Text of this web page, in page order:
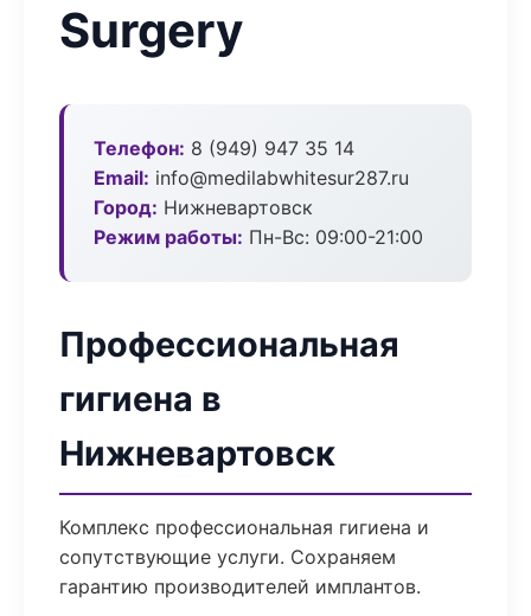
Surgery
Телефон: 8 (949) 947 35 14
Email: info@medilabwhitesur287.ru
Город: Нижневартовск
Режим работы: Пн-Вс: 09:00-21:00
Профессиональная
гигиена в
Нижневартовск
Комплекс профессиональная гигиена и
сопутствующие услуги. Сохраняем
гарантию производителей имплантов.